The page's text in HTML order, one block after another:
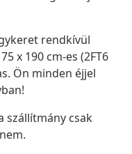
rendkívül
x 190 cm-es (2FT6
Ön minden éjjel
szállítmány csak